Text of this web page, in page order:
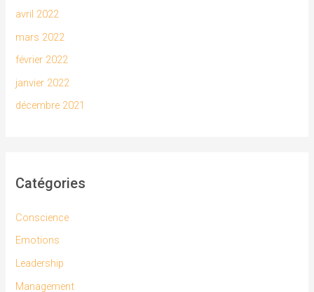
avril 2022
mars 2022
février 2022
janvier 2022
décembre 2021
Catégories
Conscience
Emotions
Leadership
Management